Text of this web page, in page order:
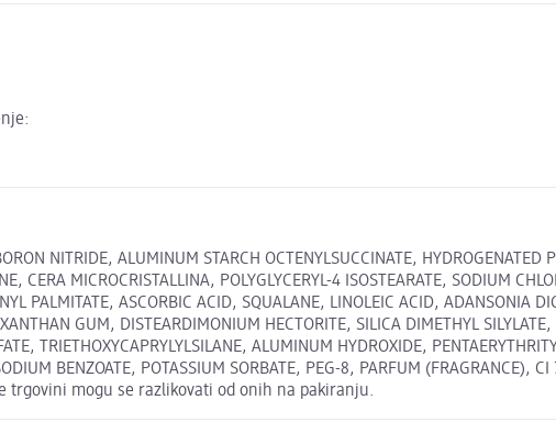
NITRIDE, ALUMINUM STARCH OCTENYLSUCCINATE, HYDROGENATED
CERA MICROCRISTALLINA, POLYGLYCERYL-4 ISOSTEARATE, SODIUM
PALMITATE, ASCORBIC ACID, SQUALANE, LINOLEIC ACID, ADANSONIA
GUM, DISTEARDIMONIUM HECTORITE, SILICA DIMETHYL
TRIETHOXYCAPRYLYLSILANE, ALUMINUM HYDROXIDE,
BENZOATE, POTASSIUM SORBATE, PEG-8, PARFUM
trgovini mogu se razlikovati od onih na pakiranju.